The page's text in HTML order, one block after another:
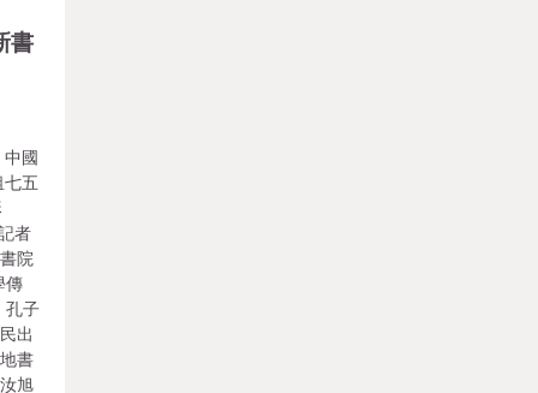
書
國
七五
者
院
傳
孔子
出
書
旭